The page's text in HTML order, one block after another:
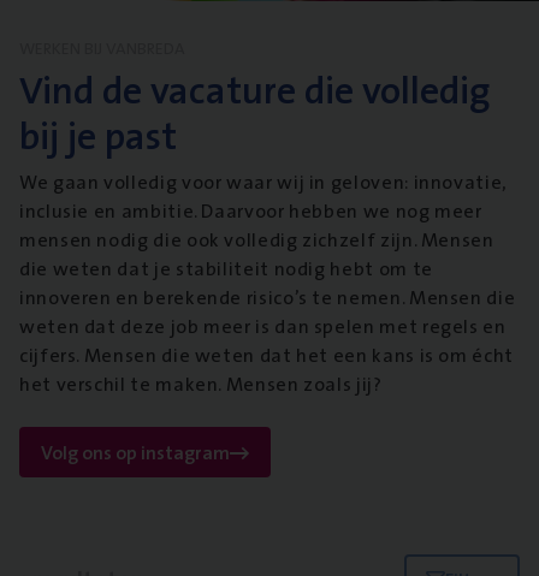
Vind de vacature die volledig
bij je past
We gaan volledig voor waar wij in geloven: innovatie,
inclusie en ambitie. Daarvoor hebben we nog meer
mensen nodig die ook volledig zichzelf zijn. Mensen
die weten dat je stabiliteit nodig hebt om te
innoveren en berekende risico’s te nemen. Mensen die
weten dat deze job meer is dan spelen met regels en
cijfers. Mensen die weten dat het een kans is om écht
het verschil te maken. Mensen zoals jij?
Volg ons op instagram